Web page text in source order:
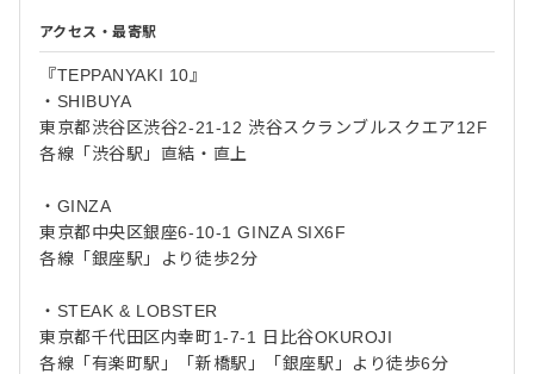
アクセス・最寄駅
『TEPPANYAKI 10』
・SHIBUYA
東京都渋谷区渋谷2-21-12 渋谷スクランブルスクエア12F
各線「渋谷駅」直結・直上
・GINZA
東京都中央区銀座6-10-1 GINZA SIX6F
各線「銀座駅」より徒歩2分
・STEAK & LOBSTER
東京都千代田区内幸町1-7-1 日比谷OKUROJI
各線「有楽町駅」「新橋駅」「銀座駅」より徒歩6分